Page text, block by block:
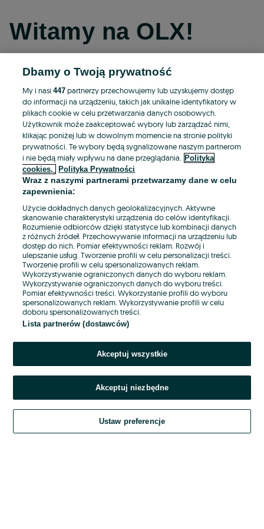
Witamy na OLX!
Kontynuuj przez Facebooka
Kontynuuj przez konto Apple
Kontynuuj przez konto Google
LUB
E-mail
Hasło
Nie pamiętasz hasła?
Zaloguj się
Kontynuując za pośrednictwem jednego z dostawców wskazanych powyżej,
Regulamin serwisu OLX.pl w jego aktualnym brzmieniu.
Dbamy o Twoją prywatność
My i nasi447 partnerzy przechowujemy lub uzyskujemy dostęp
do informacji na urządzeniu, takich jak unikalne identyfikatory w
plikach cookie w celu przetwarzania danych osobowych.
Użytkownik może zaakceptować wybory lub zarządzać nimi,
klikając poniżej lub w dowolnym momencie na stronie polityki
prywatności. Te wybory będą sygnalizowane naszym partnerom
i nie będą miały wpływu na dane przeglądania.
Polityka
cookies,
Polityka Prywatności
Wraz z naszymi partnerami przetwarzamy dane w celu
zapewnienia:
Użycie dokładnych danych geolokalizacyjnych. Aktywne
skanowanie charakterystyki urządzenia do celów identyfikacji.
Rozumienie odbiorców dzięki statystyce lub kombinacji danych
z różnych źródeł. Przechowywanie informacji na urządzeniu lub
dostęp do nich. Pomiar efektywności reklam. Rozwój i
ulepszanie usług. Tworzenie profili w celu personalizacji treści.
Tworzenie profili w celu spersonalizowanych reklam.
Wykorzystywanie ograniczonych danych do wyboru reklam.
Wykorzystywanie ograniczonych danych do wyboru treści.
Pomiar efektywności treści. Wykorzystanie profili do wyboru
spersonalizowanych reklam. Wykorzystywanie profili w celu
doboru spersonalizowanych treści.
Lista partnerów (dostawców)
Akceptuj wszystkie
Akceptuj niezbędne
Ustaw preferencje